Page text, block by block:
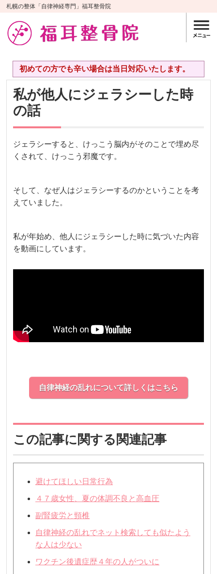
札幌の整体「自律神経専門」福耳整骨院
初めての方でも辛い場合は当日対応いたします。
私が他人にジェラシーした時
の話
ジェラシーすると、けっこう脳内がそのことで埋め尽
くされて、けっこう邪魔です。
そして、なぜ人はジェラシーするのかということを考
えていました。
私が年始め、他人にジェラシーした時に気づいた内容
を動画にしています。
自律神経の乱れについて詳しくはこちら
この記事に関する関連記事
避けてほしい日常行為
４７歳女性、夏の体調不良と高血圧
副腎疲労と頸椎
自律神経の乱れでネット検索しても似たよう
な人は少ない
ワクチン後遺症歴４年の人がついに